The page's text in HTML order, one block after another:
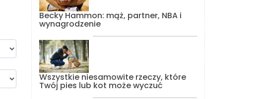
Becky Hammon: mąż, partner, NBA i
wynagrodzenie
Wszystkie niesamowite rzeczy, które
Twój pies lub kot może wyczuć